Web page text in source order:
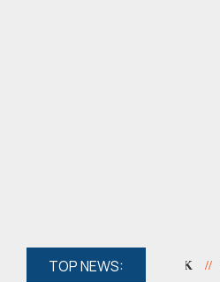
TOP NEWS: Η